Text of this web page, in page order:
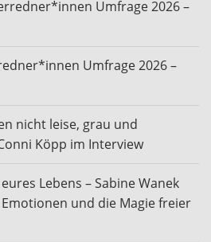
Umfrage 2026 –
Umfrage 2026 –
nicht leise, grau und
Köpp im Interview
Lebens – Sabine Wanek
und die Magie freier